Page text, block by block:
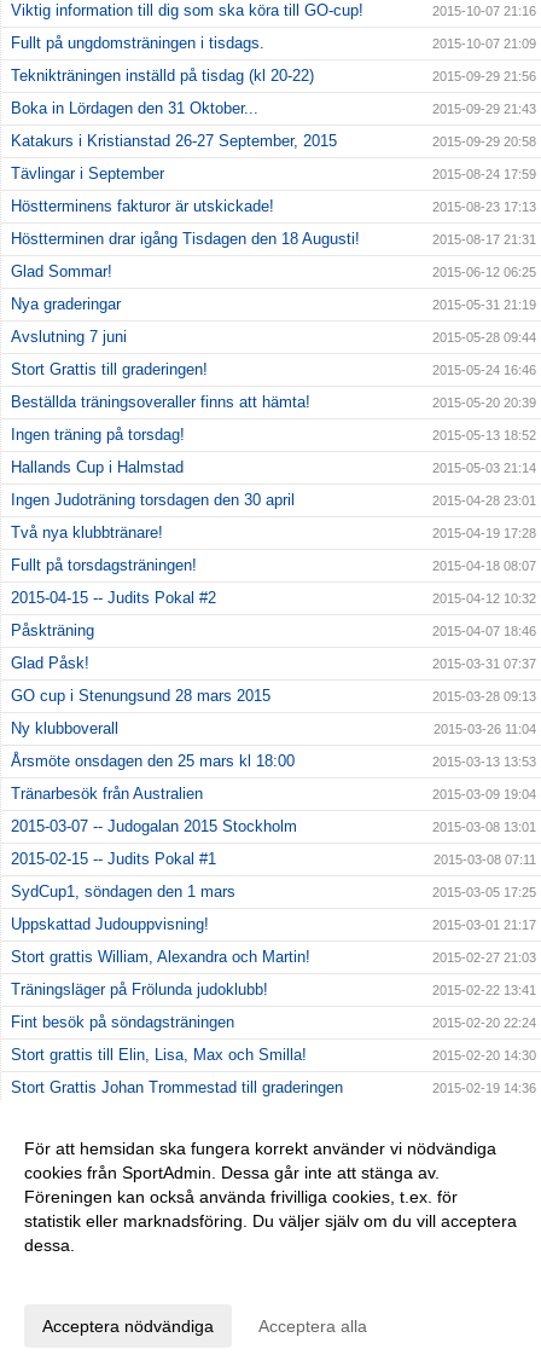
Viktig information till dig som ska köra till GO-cup! 2015-10-07 21:16
Fullt på ungdomsträningen i tisdags. 2015-10-07 21:09
Teknikträningen inställd på tisdag (kl 20-22) 2015-09-29 21:56
Boka in Lördagen den 31 Oktober... 2015-09-29 21:43
Katakurs i Kristianstad 26-27 September, 2015 2015-09-29 20:58
Tävlingar i September 2015-08-24 17:59
Höstterminens fakturor är utskickade! 2015-08-23 17:13
Höstterminen drar igång Tisdagen den 18 Augusti! 2015-08-17 21:31
Glad Sommar! 2015-06-12 06:25
Nya graderingar 2015-05-31 21:19
Avslutning 7 juni 2015-05-28 09:44
Stort Grattis till graderingen! 2015-05-24 16:46
Beställda träningsoveraller finns att hämta! 2015-05-20 20:39
Ingen träning på torsdag! 2015-05-13 18:52
Hallands Cup i Halmstad 2015-05-03 21:14
Ingen Judoträning torsdagen den 30 april 2015-04-28 23:01
Två nya klubbtränare! 2015-04-19 17:28
Fullt på torsdagsträningen! 2015-04-18 08:07
2015-04-15 -- Judits Pokal #2 2015-04-12 10:32
Påskträning 2015-04-07 18:46
Glad Påsk! 2015-03-31 07:37
GO cup i Stenungsund 28 mars 2015 2015-03-28 09:13
Ny klubboverall 2015-03-26 11:04
Årsmöte onsdagen den 25 mars kl 18:00 2015-03-13 13:53
Tränarbesök från Australien 2015-03-09 19:04
2015-03-07 -- Judogalan 2015 Stockholm 2015-03-08 13:01
2015-02-15 -- Judits Pokal #1 2015-03-08 07:11
SydCup1, söndagen den 1 mars 2015-03-05 17:25
Uppskattad Judouppvisning! 2015-03-01 21:17
Stort grattis William, Alexandra och Martin! 2015-02-27 21:03
Träningsläger på Frölunda judoklubb! 2015-02-22 13:41
Fint besök på söndagsträningen 2015-02-20 22:24
Stort grattis till Elin, Lisa, Max och Smilla! 2015-02-20 14:30
Stort Grattis Johan Trommestad till graderingen 2015-02-19 14:36
Se hit tjejer! 2015-01-15 23:37
Nytt tränings schema för VT 2015 börjar att gälla den 20
januari 2015
2015-01-14 23:35
För att hemsidan ska fungera korrekt använder vi nödvändiga
cookies från SportAdmin. Dessa går inte att stänga av.
Föreningen kan också använda frivilliga cookies, t.ex. för
statistik eller marknadsföring. Du väljer själv om du vill acceptera
dessa.
Acceptera nödvändiga Acceptera alla